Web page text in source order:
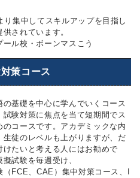
集中してスキルアップを目指し
されています。
ル校・ボーンマスこう
策コース
基礎を中心に学んでいくコース
験対策に焦点を当て短期間でス
コースです。アカデミックな内
徒のレベルも上がりますが、だ
たいと考える人にはお勧めで
試験を毎週受け、
FCE、CAE）集中対策コース、I